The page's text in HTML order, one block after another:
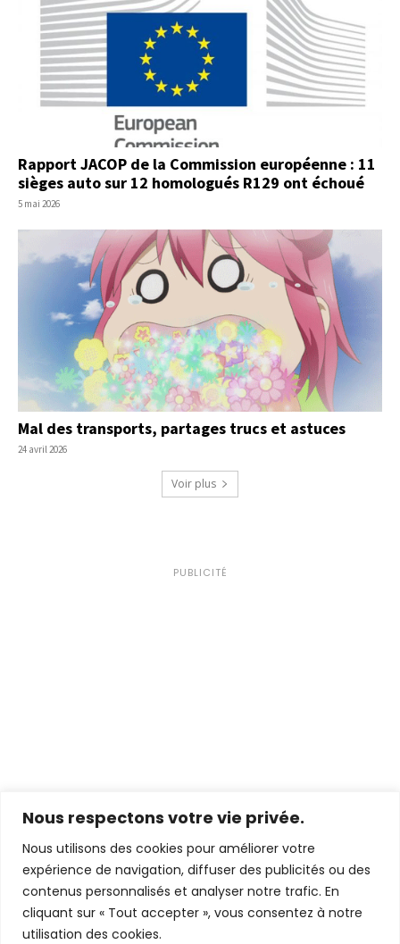
Nous respectons votre vie privée.
Nous utilisons des cookies pour améliorer votre
expérience de navigation, diffuser des publicités ou des
contenus personnalisés et analyser notre trafic. En
cliquant sur « Tout accepter », vous consentez à notre
utilisation des cookies.
Rapport JACOP de la Commission européenne : 11
sièges auto sur 12 homologués R129 ont échoué
5 mai 2026
Mal des transports, partages trucs et astuces
24 avril 2026
Voir plus
PUBLICITÉ